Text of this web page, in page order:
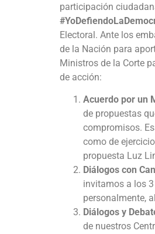
participación
Electoral. Ante los
de la Nación para
Ministros de la Corte
de acción:
Acuerdo por un
de propuestas
compromisos.
como de
propuesta Luz
Diálogos con
invitamos a los
personalmente,
Diálogos y
de nuestros